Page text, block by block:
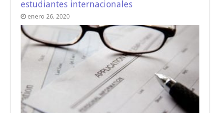
estudiantes internacionales
enero 26, 2020